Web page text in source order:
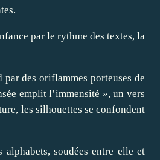
par le rythme des textes, la
des oriflammes porteuses de
emplit l’immensité », un vers
les silhouettes se confondent
soudées entre elle et